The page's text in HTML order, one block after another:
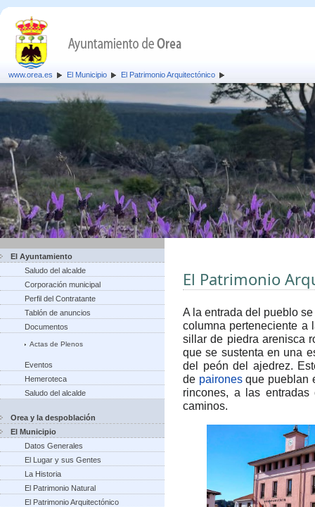
www.orea.es El Municipio El Patrimonio Arquitectónico
El Ayuntamiento
Saludo del alcalde
Corporación municipal
Perfil del Contratante
Tablón de anuncios
Documentos
Actas de Plenos
Eventos
Hemeroteca
Saludo del alcalde
Orea y la despoblación
El Municipio
Datos Generales
El Lugar y sus Gentes
La Historia
El Patrimonio Natural
El Patrimonio Arquitectónico
El Patrimonio
A la entrada del pueblo
columna perteneciente a
sillar de piedra arenisca
que se sustenta en una
del peón del ajedrez.​
de paironesque pueblan
rincones, a las
caminos.